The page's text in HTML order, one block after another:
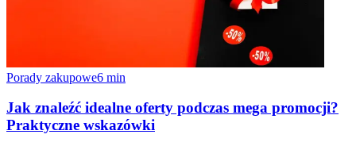
Porady zakupowe6 min
Jak znaleźć idealne oferty podczas mega promocji?
Praktyczne wskazówki